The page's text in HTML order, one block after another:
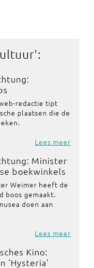
':
redactie tipt
plaatsen die de
Lees meer
Minister
boekwinkels
Weimer heeft de
boos gemaakt.
doen aan
Lees meer
Kino:
‘Hysteria’